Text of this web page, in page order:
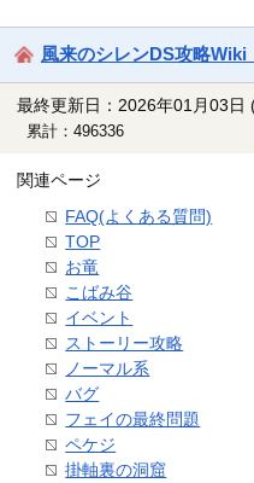
風来のシレンDS攻略Wiki
最終更新日：2026年01月03日
累計：496336
関連ページ
FAQ(よくある質問)
TOP
お竜
こばみ谷
イベント
ストーリー攻略
ノーマル系
バグ
フェイの最終問題
ペケジ
掛軸裏の洞窟